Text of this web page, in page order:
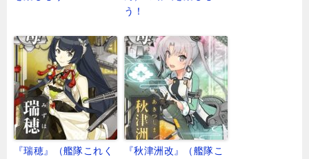
う！
『瑞穂』（艦隊これく
『秋津洲改』（艦隊こ